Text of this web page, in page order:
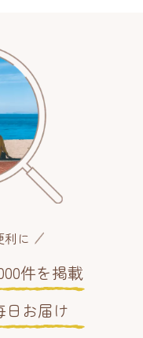
利に
件を掲載
日お届け